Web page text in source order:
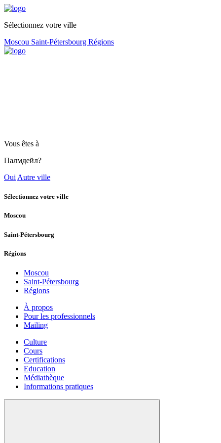
Sélectionnez votre ville
Moscou Saint-Pétersbourg Régions
Vous êtes à
Палмдейл?
Oui Autre ville
Sélectionnez votre ville
Moscou
Saint-Pétersbourg
Régions
Moscou
Saint-Pétersbourg
Régions
À propos
Pour les professionnels
Mailing
Culture
Cours
Certifications
Education
Médiathèque
Informations pratiques